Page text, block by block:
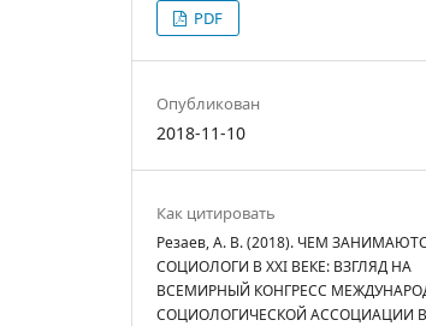
PDF
Опубликован
2018-11-10
Как цитировать
Резаев, А. В. (2018). ЧЕМ
СОЦИОЛОГИ В XXI ВЕКЕ: ВЗГЛЯД НА
ВСЕМИРНЫЙ КОНГРЕСС
СОЦИОЛОГИЧЕСКОЙ АССОЦИАЦИИ В